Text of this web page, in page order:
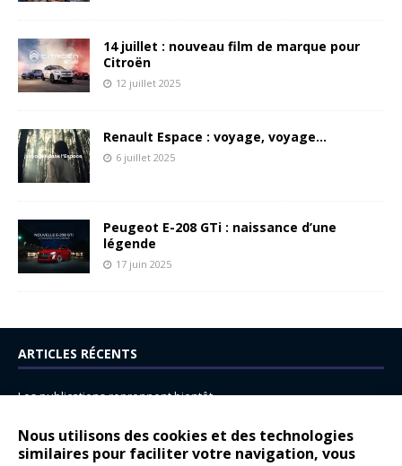
Nous utilisons des cookies et des technologies
similaires pour faciliter votre navigation, vous
14 juillet : nouveau film de marque pour
Citroën
12 juillet 2025
Renault Espace : voyage, voyage…
6 juillet 2025
Peugeot E-208 GTi : naissance d’une
légende
17 juin 2025
ARTICLES RÉCENTS
Les publications reprennent bientôt…
14 juillet : nouveau film de marque pour Citroën